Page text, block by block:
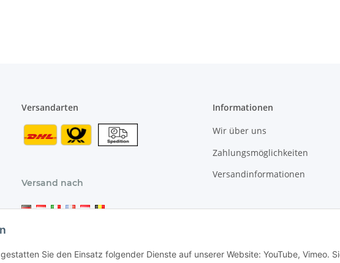
Versandarten
Versand nach
Informationen
Wir über uns
Zahlungsmöglichkeiten
Versandinformationen
Sie den Einsatz folgender Dienste auf unserer Website: YouTube, Vimeo.